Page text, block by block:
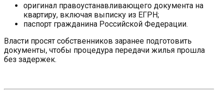
оригинал правоустанавливающего документа на
квартиру, включая выписку из ЕГРН;
паспорт гражданина Российской Федерации.
Власти просят собственников заранее подготовить
документы, чтобы процедура передачи жилья прошла
без задержек.